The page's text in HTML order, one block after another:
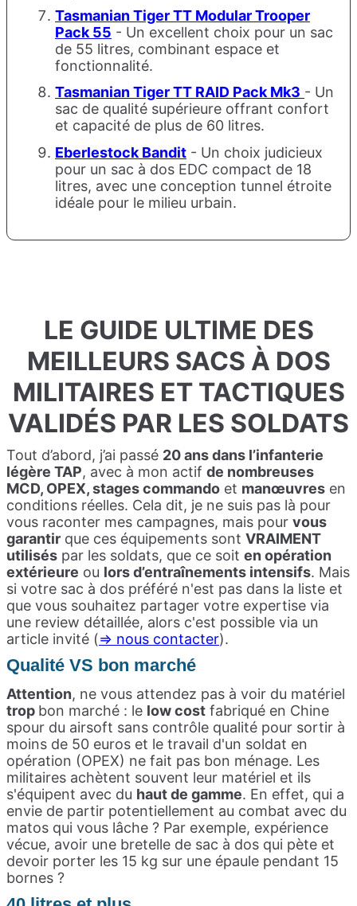
Tasmanian Tiger TT Modular Trooper
Pack 55 - Un excellent choix pour un sac
de 55 litres, combinant espace et
fonctionnalité.
Tasmanian Tiger TT RAID Pack Mk3 - Un
sac de qualité supérieure offrant confort
et capacité de plus de 60 litres.
Eberlestock Bandit - Un choix judicieux
pour un sac à dos EDC compact de 18
litres, avec une conception tunnel étroite
idéale pour le milieu urbain.
LE GUIDE ULTIME DES
MEILLEURS SACS À DOS
MILITAIRES ET TACTIQUES
VALIDÉS PAR LES SOLDATS
Tout d’abord, j’ai passé 20 ans dans l’infanterie
légère TAP, avec à mon actif de nombreuses
MCD, OPEX, stages commando et manœuvres en
conditions réelles. Cela dit, je ne suis pas là pour
vous raconter mes campagnes, mais pour vous
garantir que ces équipements sont VRAIMENT
utilisés par les soldats, que ce soit en opération
extérieure ou lors d’entraînements intensifs. Mais
si votre sac à dos préféré n'est pas dans la liste et
que vous souhaitez partager votre expertise via
une review détaillée, alors c'est possible via un
article invité (=> nous contacter).
Qualité VS bon marché
Attention, ne vous attendez pas à voir du matériel
trop bon marché : le low cost fabriqué en Chine
spour du airsoft sans contrôle qualité pour sortir à
moins de 50 euros et le travail d'un soldat en
opération (OPEX) ne fait pas bon ménage. Les
militaires achètent souvent leur matériel et ils
s'équipent avec du haut de gamme. En effet, qui a
envie de partir potentiellement au combat avec du
matos qui vous lâche ? Par exemple, expérience
vécue, avoir une bretelle de sac à dos qui pète et
devoir porter les 15 kg sur une épaule pendant 15
bornes ?